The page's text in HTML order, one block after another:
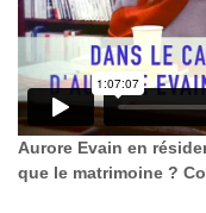
Aurore Evain en
que le matrimoine ?